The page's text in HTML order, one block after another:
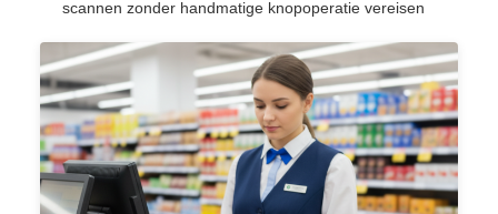
scannen zonder handmatige knopoperatie vereisen